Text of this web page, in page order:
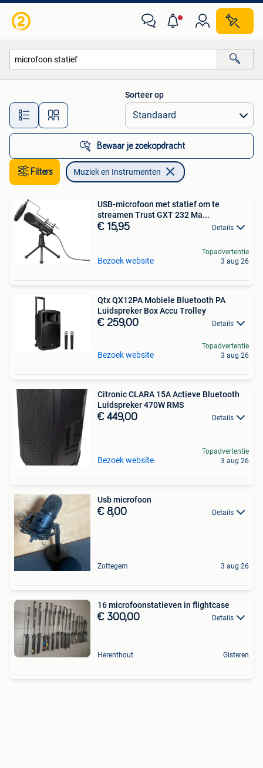
Alle afstanden…
Sorteer op
Bewaar je zoekopdracht
Filters Muziek en Instrumenten
USB-microfoon met statief om te
streamen Trust GXT 232 Ma...
€ 15,95 Details
Bezoek website
Topadvertentie
3 aug 26
Qtx QX12PA Mobiele Bluetooth PA
Luidspreker Box Accu Trolley
€ 259,00 Details
Bezoek website
Topadvertentie
3 aug 26
Citronic CLARA 15A Actieve Bluetooth
Luidspreker 470W RMS
€ 449,00 Details
Bezoek website
Topadvertentie
3 aug 26
Usb microfoon
€ 8,00 Details
Zottegem 3 aug 26
16 microfoonstatieven in flightcase
€ 300,00 Details
Herenthout Gisteren